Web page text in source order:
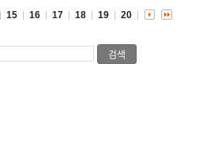
15 16 17 18 19 20